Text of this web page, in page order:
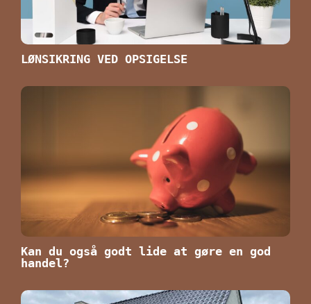
LØNSIKRING VED OPSIGELSE
Kan du også godt lide at gøre en god
handel?